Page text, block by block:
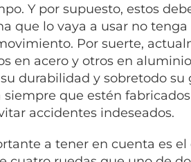
Y por supuesto, estos
que lo vaya a usar no
Por suerte,
en acero y otros en
durabilidad y sobretodo
siempre que estén
accidentes indeseados.
a tener en cuenta es